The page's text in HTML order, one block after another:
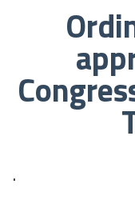
.